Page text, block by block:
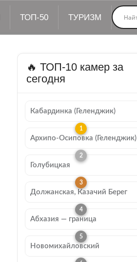
ТОП-50 ТУРИЗМ
🔥 ТОП-10 камер за
сегодня
Кабардинка (Геленджик)
Архипо-Осиповка (Геленджик)
Голубицкая
Должанская, Казачий Берег
Абхазия — граница
Новомихайловский